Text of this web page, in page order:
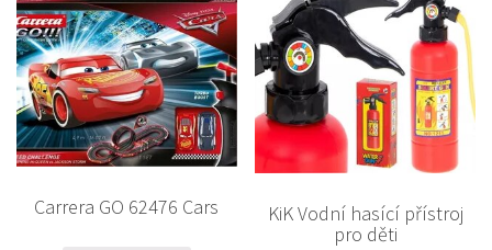
Carrera GO 62476 Cars
KiK Vodní hasící přístroj
pro děti